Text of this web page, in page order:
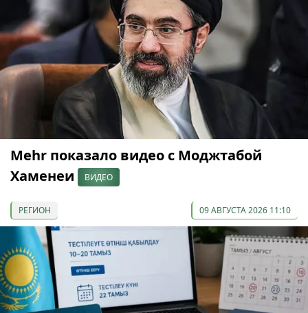
Mehr показало видео с Моджтабой
Хаменеи
ВИДЕО
РЕГИОН 09 АВГУСТА 2026 11:10